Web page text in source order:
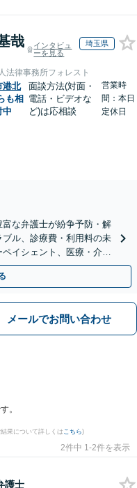
哉
インタビュ
ーを見る
埼玉県
法律事務所フォレスト
港北
も相
中
面談方法(対面・
電話・ビデオな
ど)は応相談
営業時
間：本日
定休日
な弁護士が紛争予防・解
ル、診療費・利用料の未
イシェント、医療・介護
メールでお問い合わせ
。
果について詳しくは こちら)
2件中 1-2件を表示
護士